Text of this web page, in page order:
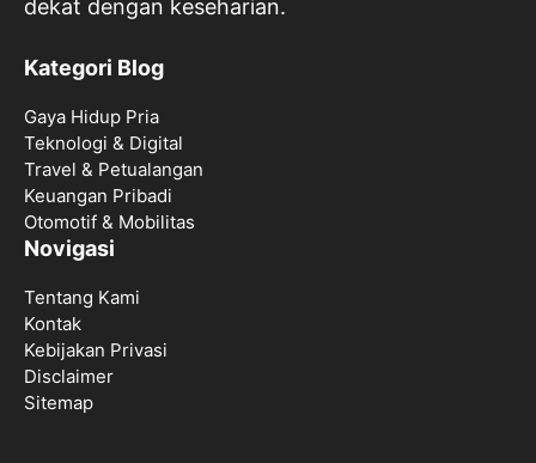
dekat dengan keseharian.
Kategori Blog
Gaya Hidup Pria
Teknologi & Digital
Travel & Petualangan
Keuangan Pribadi
Otomotif & Mobilitas
Novigasi
Tentang Kami
Kontak
Kebijakan Privasi
Disclaimer
Sitemap